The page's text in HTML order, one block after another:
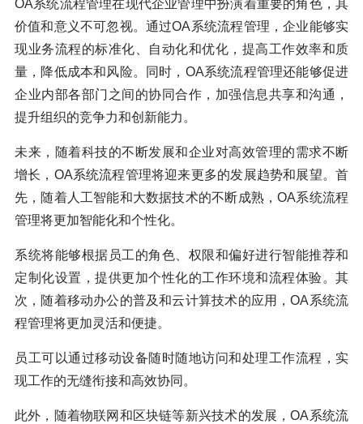
OA系统流程管理在现代企业管理中扮演着重要的角色，其
价值和意义不可忽视。通过OA系统流程管理，企业能够实
现业务流程的标准化、自动化和优化，提高工作效率和质
量，降低成本和风险。同时，OA系统流程管理还能够促进
企业内部各部门之间的协同合作，加强信息共享和沟通，
提升组织的竞争力和创新能力。
未来，随着科技的不断发展和企业对高效管理的需求不断
增长，OA系统流程管理将迎来更多的发展趋势和展望。首
先，随着人工智能和大数据技术的不断成熟，OA系统流程
管理将更加智能化和个性化。
系统将能够根据员工的角色、权限和偏好进行智能推荐和
定制化设置，提供更加个性化的工作环境和流程体验。其
次，随着移动办公的普及和云计算技术的应用，OA系统流
程管理将更加灵活和便捷。
员工可以通过移动设备随时随地访问和处理工作流程，实
现工作的无缝衔接和高效协同。
此外，随着物联网和区块链等新兴技术的发展，OA系统流